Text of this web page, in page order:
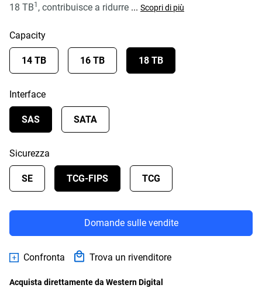
18 TB1 , contribuisce a ridurre ... Scopri di più
Capacity
14 TB 16 TB 18 TB
Interface
SAS SATA
Sicurezza
SE TCG-FIPS TCG
Domande sulle vendite
Confronta Trova un rivenditore
Acquista direttamente da Western Digital